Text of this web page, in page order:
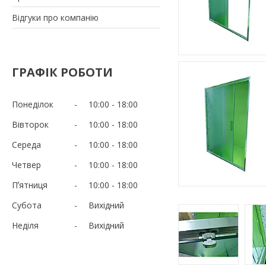
Відгуки про компанію
ГРАФІК РОБОТИ
Понеділок 10:00
18:00
Вівторок
10:00
18:00
Середа
10:00
18:00
Четвер
10:00
18:00
Пʼятниця
10:00
18:00
Субота
Вихідний
Неділя
Вихідний